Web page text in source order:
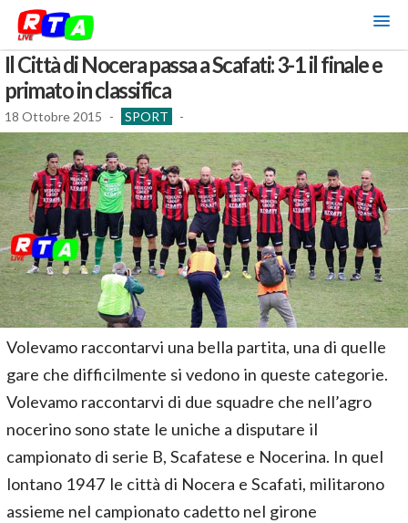
Il Città di Nocera passa a Scafati: 3-1 il finale e
primato in classifica
18 Ottobre 2015 - SPORT -
Volevamo raccontarvi una bella partita, una di quelle
gare che difficilmente si vedono in queste categorie.
Volevamo raccontarvi di due squadre che nell’agro
nocerino sono state le uniche a disputare il
campionato di serie B, Scafatese e Nocerina. In quel
lontano 1947 le città di Nocera e Scafati, militarono
assieme nel campionato cadetto nel girone